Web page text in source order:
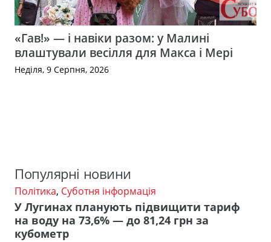
«Гав!» — і навіки разом: у Малині
влаштували весілля для Макса і Мері
Неділя, 9 Серпня, 2026
Популярні новини
Політика, Суботня інформація
У Лугинах планують підвищити тариф
на воду на 73,6% — до 81,24 грн за
кубометр